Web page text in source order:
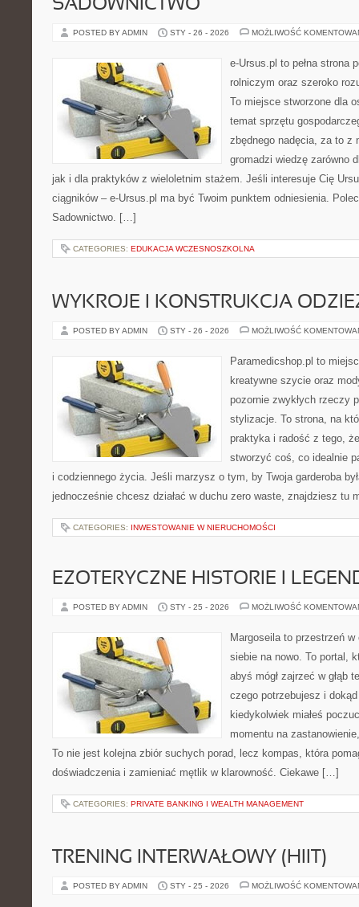
SADOWNICTWO
POSTED BY ADMIN STY - 26 - 2026 MOŻLIWOŚĆ
e-Ursus.pl to pełna strona
rolniczym oraz szeroko
To miejsce stworzone dla
temat sprzętu
zbędnego nadęcia, za to z
gromadzi wiedzę zarówno
jak i dla praktyków z wieloletnim stażem. Jeśli interesuje Cię
ciągników – e-Ursus.pl ma być Twoim punktem odniesienia.
Sadownictwo. […]
CATEGORIES: EDUKACJA WCZESNOSZKOLNA
WYKROJE I KONSTRUKCJA
POSTED BY ADMIN STY - 26 - 2026 MOŻLIWOŚĆ
Paramedicshop.pl to
kreatywne szycie oraz
pozornie zwykłych rzeczy
stylizacje. To strona, na
praktyka i radość z tego,
stworzyć coś, co idealnie
i codziennego życia. Jeśli marzysz o tym, by Twoja garderoba
jednocześnie chcesz działać w duchu zero waste, znajdziesz tu
CATEGORIES: INWESTOWANIE W NIERUCHOMOŚCI
EZOTERYCZNE HISTORIE I
POSTED BY ADMIN STY - 25 - 2026 MOŻLIWOŚĆ
Margoseila to przestrzeń
siebie na nowo. To portal,
abyś mógł zajrzeć w głąb
czego potrzebujesz i
kiedykolwiek miałeś
momentu na
To nie jest kolejna zbiór suchych porad, lecz kompas, która
doświadczenia i zamieniać mętlik w klarowność. Ciekawe […]
CATEGORIES: PRIVATE BANKING I WEALTH MANAGEMENT
TRENING INTERWAŁOWY (HIIT)
POSTED BY ADMIN STY - 25 - 2026 MOŻLIWOŚĆ